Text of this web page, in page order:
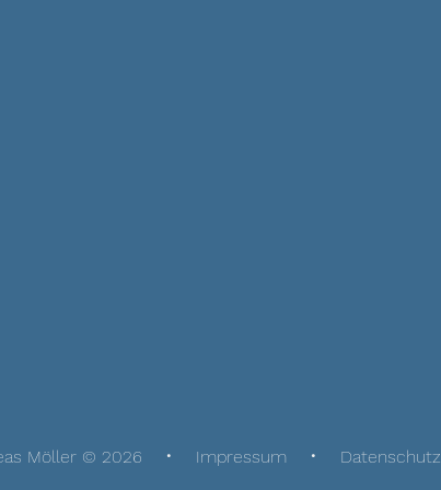
Möller © 2026 Impressum Datenschutz